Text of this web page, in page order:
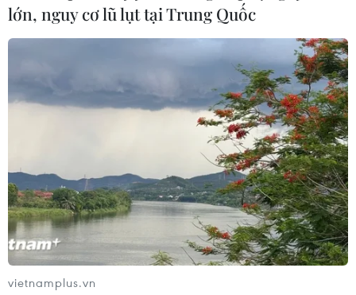
lớn, nguy cơ lũ lụt tại Trung Quốc
vietnamplus.vn